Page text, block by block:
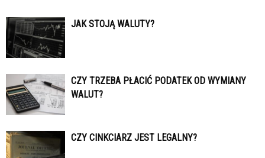
JAK STOJĄ WALUTY?
CZY TRZEBA PŁACIĆ PODATEK OD WYMIANY
WALUT?
CZY CINKCIARZ JEST LEGALNY?